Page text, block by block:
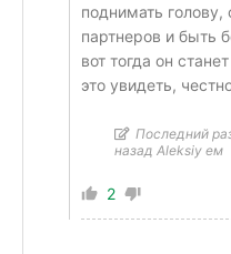
поднимать голову,
партнеров и быть
вот тогда он
это увидеть,
Последний
назад Aleksiy ем
2